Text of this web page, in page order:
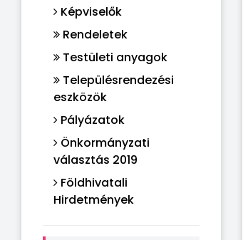
Képviselők
Rendeletek
Testületi anyagok
Településrendezési
eszközök
Pályázatok
Önkormányzati
választás 2019
Földhivatali
Hirdetmények